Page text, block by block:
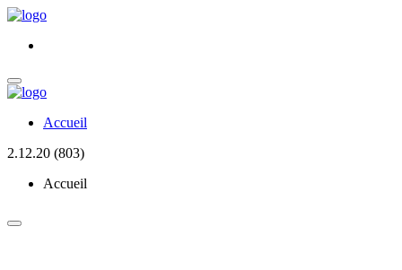
Accueil
2.12.20 (803)
Accueil